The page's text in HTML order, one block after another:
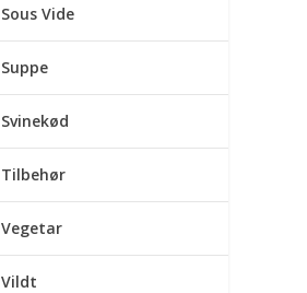
Sous Vide
Suppe
Svinekød
Tilbehør
Vegetar
Vildt